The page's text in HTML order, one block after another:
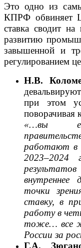
Это одно из
КПРФ обвиняет
ставка сводит на
развитию
завышенной и
регулированием
Н.В.
при этом
поворачивая
«…вы
работают в
2023–2024
внутреннее
точки
ставку, в
работу в
тоже… все
России за
Г.А.